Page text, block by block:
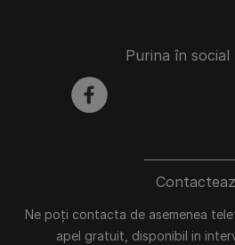
Ne poți contacta de asemenea
apel gratuit, disponibil in
Purina în social
facebook